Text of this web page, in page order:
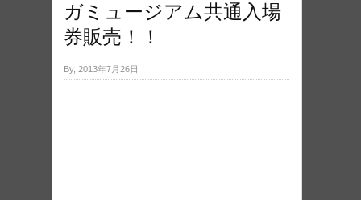
ガミュージアム共通入場
券販売！！
By, 2013年7月26日